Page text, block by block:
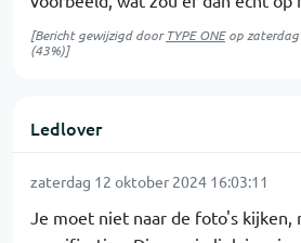
[Bericht gewijzigd doorTYPE ONEop
(43%)]
Ledlover
zaterdag 12 oktober 2024 16:03:11
Je moet niet naar de foto's kijken,